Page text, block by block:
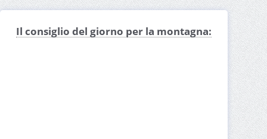
Il consiglio del giorno per la montagna: